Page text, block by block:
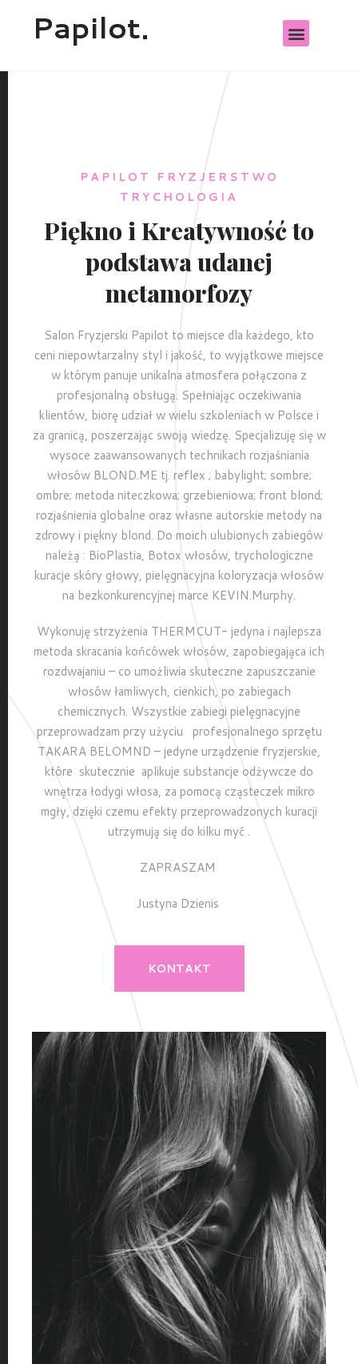
Papilot.
PAPILOT FRYZJERSTWO
TRYCHOLOGIA
Piękno i Kreatywność to
podstawa udanej
metamorfozy
Salon Fryzjerski Papilot to miejsce dla każdego, kto
ceni niepowtarzalny styl i jakość, to wyjątkowe miejsce
w którym panuje unikalna atmosfera połączona z
profesjonalną obsługą. Spełniając oczekiwania
klientów, biorę udział w wielu szkoleniach w Polsce i
za granicą, poszerzając swoją wiedzę. Specjalizuję się w
wysoce zaawansowanych technikach rozjaśniania
włosów BLOND.ME tj. reflex ; babylight; sombre;
ombre; metoda niteczkowa; grzebieniowa; front blond;
rozjaśnienia globalne oraz własne autorskie metody na
zdrowy i piękny blond. Do moich ulubionych zabiegów
należą : BioPlastia, Botox włosów, trychologiczne
kuracje skóry głowy, pielęgnacyjna koloryzacja włosów
na bezkonkurencyjnej marce KEVIN.Murphy.
Wykonuję strzyżenia THERMCUT- jedyna i najlepsza
metoda skracania końcówek włosów, zapobiegająca ich
rozdwajaniu – co umożliwia skuteczne zapuszczanie
włosów łamliwych, cienkich, po zabiegach
chemicznych. Wszystkie zabiegi pielęgnacyjne
przeprowadzam przy użyciu profesjonalnego sprzętu
TAKARA BELOMND – jedyne urządzenie fryzjerskie,
które skutecznie aplikuje substancje odżywcze do
wnętrza łodygi włosa, za pomocą cząsteczek mikro
mgły, dzięki czemu efekty przeprowadzonych kuracji
utrzymują się do kilku myć .
ZAPRASZAM
Justyna Dzienis
KONTAKT